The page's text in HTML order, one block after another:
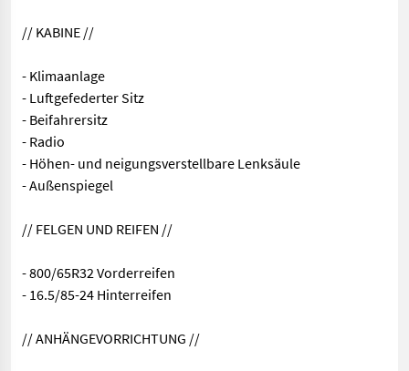
// KABINE //
- Klimaanlage
- Luftgefederter Sitz
- Beifahrersitz
- Radio
- Höhen- und neigungsverstellbare Lenksäule
- Außenspiegel
// FELGEN UND REIFEN //
- 800/65R32 Vorderreifen
- 16.5/85-24 Hinterreifen
// ANHÄNGEVORRICHTUNG //